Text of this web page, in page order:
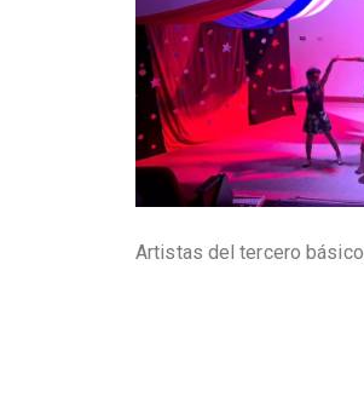
Artistas del tercero básico